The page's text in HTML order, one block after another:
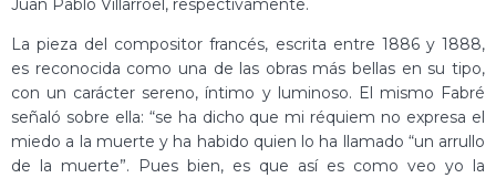
Juan Pablo Villarroel, respectivamente.
La pieza del compositor francés, escrita entre 1886 y 1888,
es reconocida como una de las obras más bellas en su tipo,
con un carácter sereno, íntimo y luminoso. El mismo Fabré
señaló sobre ella: “se ha dicho que mi réquiem no expresa el
miedo a la muerte y ha habido quien lo ha llamado “un arrullo
de la muerte”. Pues bien, es que así es como veo yo la